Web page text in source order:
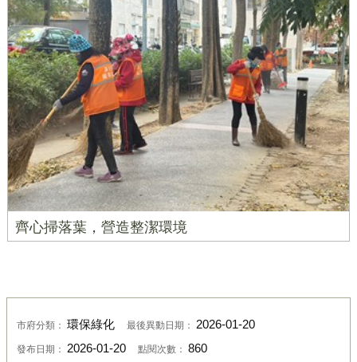
齊心掃落葉，營造整潔環境
市府分類： 環保綠化 最後異動日期： 2026-01-20
發布日期： 2026-01-20 點閱次數： 860